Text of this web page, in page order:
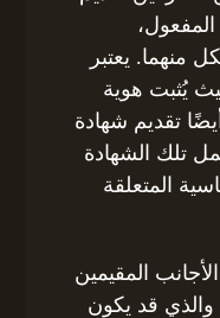
منهما. يعتبر
يُثبت هوية
تقديم شهادة
تلك الشهادة
المتعلقة
المقيمين
والذي قد يكون